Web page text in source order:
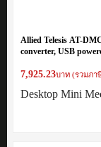
Allied Telesis AT-
converter, USB
7,925.23บาท (รวมภา
Desktop Mini